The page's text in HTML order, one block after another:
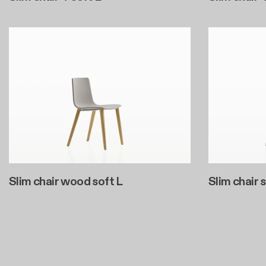
Slim chair wood soft L Slim chair